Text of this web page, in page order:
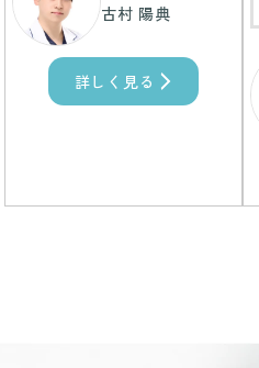
古村 陽典
詳しく見る